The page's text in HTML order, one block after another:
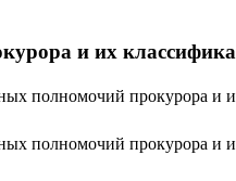
и их
полномочий прокурора и
полномочий прокурора и